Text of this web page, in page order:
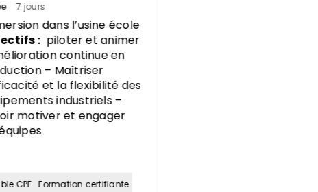
dans l’usine
: Formation pour
pilote et expert de la
Lean Durable® au
de votre structure.
CPF Formation certifiante